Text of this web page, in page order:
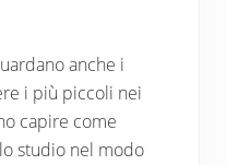
anche i
i più piccoli nei
capire come
studio nel modo